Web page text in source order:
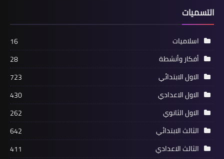
التسميات
اسلاميات
16
أفكار وأنشطة
28
الاول الابتدائي
723
الاول الاعدادي
430
الاول الثانوي
262
الثالث الابتدائي
642
الثالث الاعدادي
411